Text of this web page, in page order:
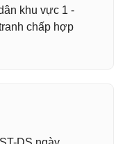
khu vực 1 -
chấp hợp